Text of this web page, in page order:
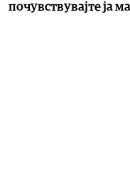
почувствувајте ја